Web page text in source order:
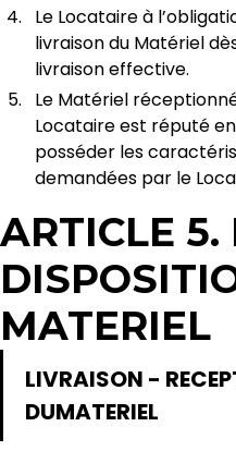
Le Locataire à
livraison du Matériel
livraison effective.
Le Matériel
Locataire est réputé
posséder les
demandées par le
ARTICLE 5.
MATERIEL
LIVRAISON -
DUMATERIEL